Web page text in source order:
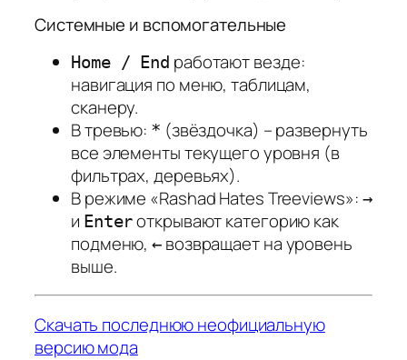
Системные и вспомогательные
Home / End работают везде:
навигация по меню, таблицам,
сканеру.
В тревью: * (звёздочка) – развернуть
все элементы текущего уровня (в
фильтрах, деревьях).
В режиме «Rashad Hates Treeviews»: →
и Enterоткрывают категорию как
подменю,← возвращает на уровень
выше.
Скачать последнюю неофициальную
версию мода